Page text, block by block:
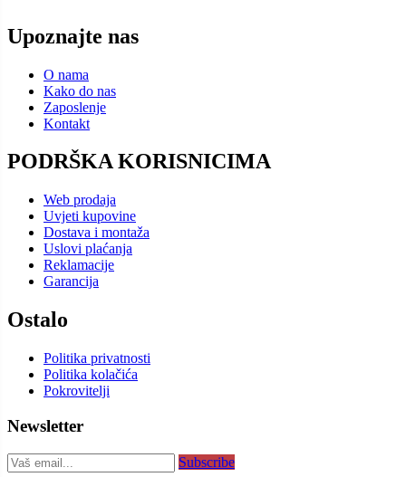
Upoznajte nas
O nama
Kako do nas
Zaposlenje
Kontakt
PODRŠKA KORISNICIMA
Web prodaja
Uvjeti kupovine
Dostava i montaža
Uslovi plaćanja
Reklamacije
Garancija
Ostalo
Politika privatnosti
Politika kolačića
Pokrovitelji
Newsletter
Subscribe